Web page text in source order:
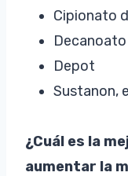
Cipionato
Depot
Sustanon,
¿Cuál es la
aumentar la